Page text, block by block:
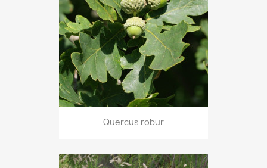
Quercus robur